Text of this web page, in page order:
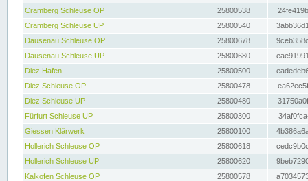
Cramberg Schleuse OP
25800538
Cramberg Schleuse UP
25800540
Dausenau Schleuse OP
25800678
Dausenau Schleuse UP
25800680
Diez Hafen
25800500
Diez Schleuse OP
25800478
Diez Schleuse UP
25800480
Fürfurt Schleuse UP
25800300
Giessen Klärwerk
25800100
Hollerich Schleuse OP
25800618
Hollerich Schleuse UP
25800620
Kalkofen Schleuse OP
25800578